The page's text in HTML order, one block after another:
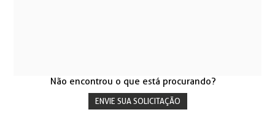
Não encontrou o que está procurando?
ENVIE SUA SOLICITAÇÃO